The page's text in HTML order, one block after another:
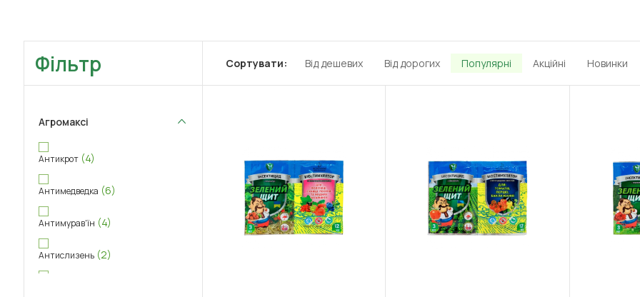
Фільтр
Агромаксі
Антикрот (4)
Антимедведка (6)
Антимурав'їн (4)
Антислизень (2)
Сортувати: Від дешевих Від дорогих Популярні Акційні Новинки